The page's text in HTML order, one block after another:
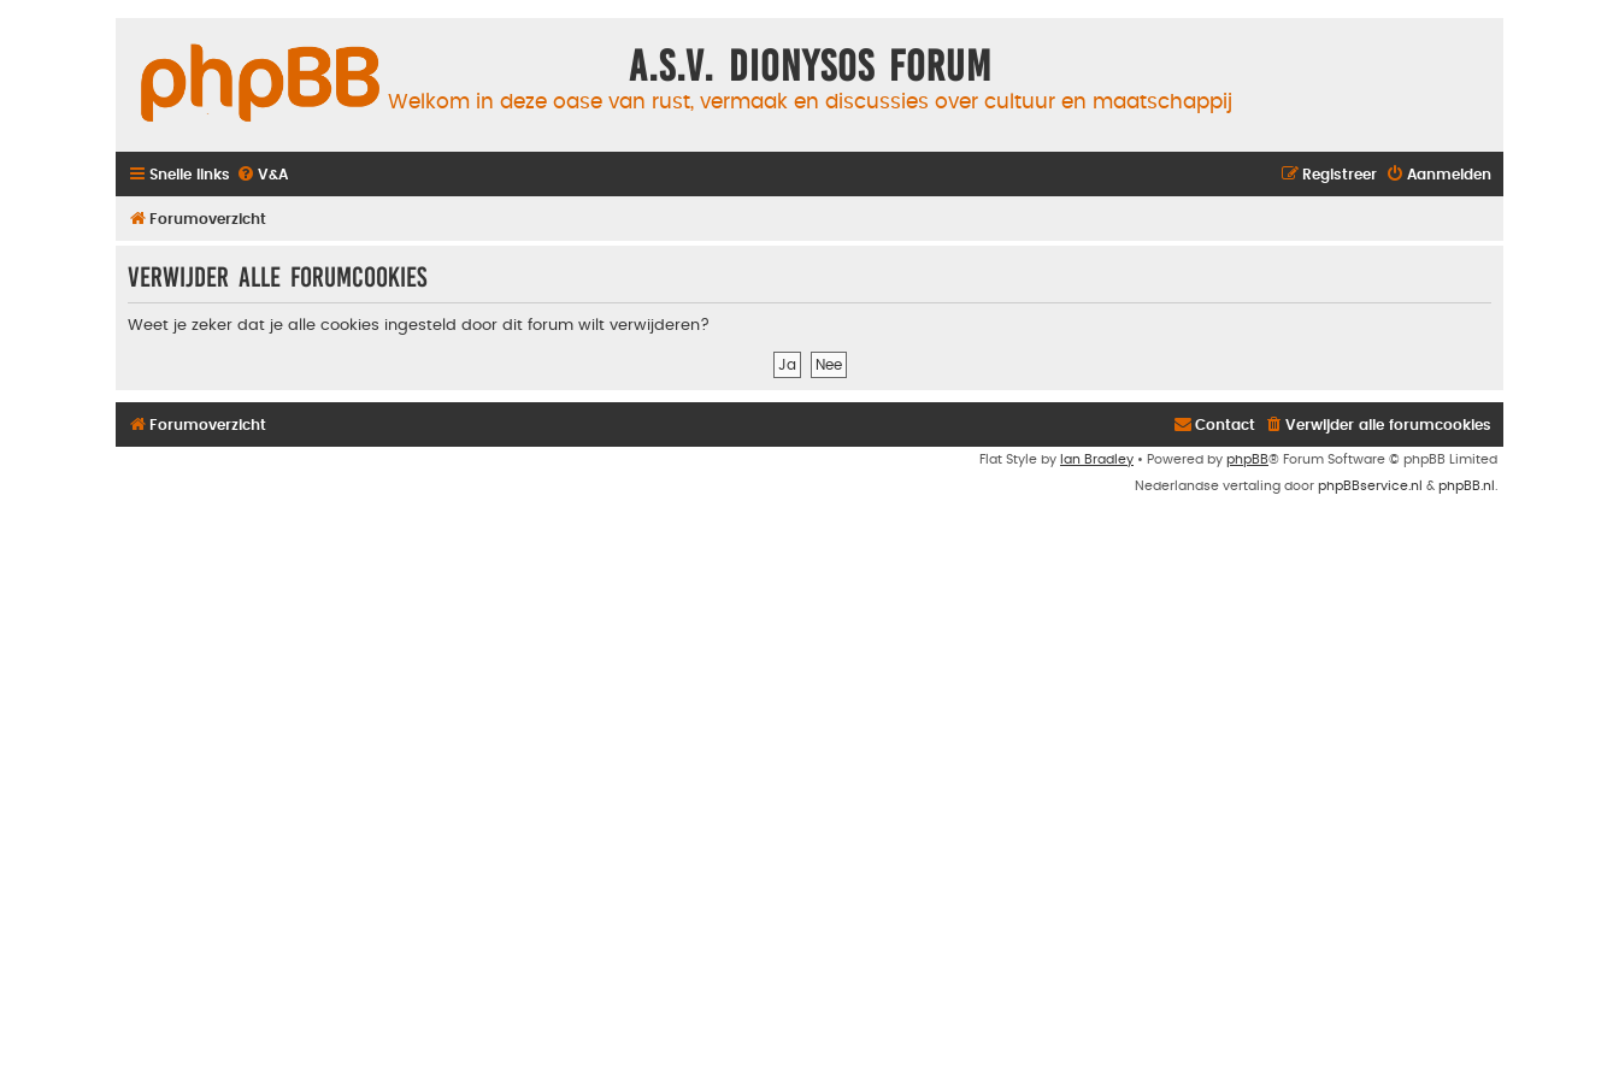
A.S.V. Dionysos Forum
Welkom in deze oase van rust, vermaak en discussies over cultuur en maatschappij
Snelle links V&A Aanmelden
Registreer
Forumoverzicht
Verwijder alle forumcookies
Weet je zeker dat je alle cookies ingesteld door dit forum wilt verwijderen?
Forumoverzicht Verwijder alle forumcookies
Contact
Flat Style by Ian Bradley • Powered by phpBB® Forum Software © phpBB Limited
Nederlandse vertaling door phpBBservice.nl & phpBB.nl .